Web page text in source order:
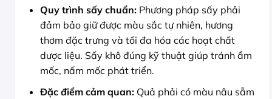
Quy trình sấy chuẩn:Phương pháp sấy phải
đảm bảo giữ được màu sắc tự nhiên, hương
thơm đặc trưng và tối đa hóa các hoạt chất
dược liệu. Sấy khô đúng kỹ thuật giúp tránh ẩm
mốc, nấm mốc phát triển.
Đặc điểm cảm quan:Quả phải có màu nâu sẫm